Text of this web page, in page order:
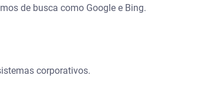
de busca como Google e Bing.
corporativos.